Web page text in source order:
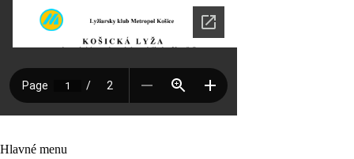
Hlavné menu